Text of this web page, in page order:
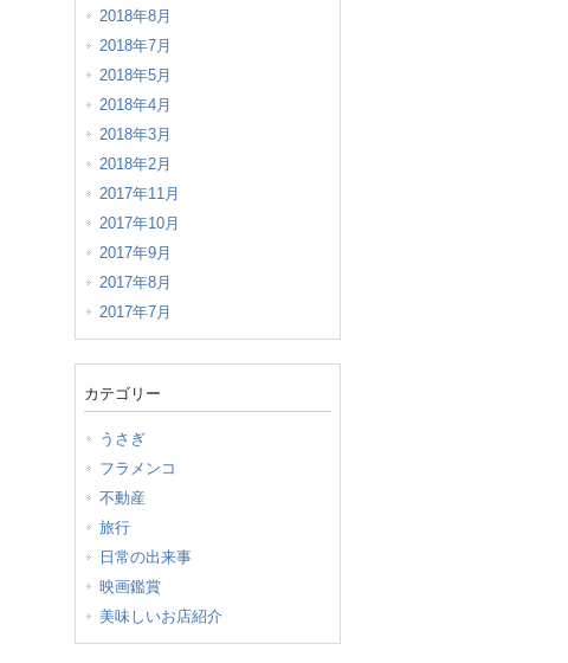
2018年8月
2018年7月
2018年5月
2018年4月
2018年3月
2018年2月
2017年11月
2017年10月
2017年9月
2017年8月
2017年7月
カテゴリー
うさぎ
フラメンコ
不動産
旅行
日常の出来事
映画鑑賞
美味しいお店紹介